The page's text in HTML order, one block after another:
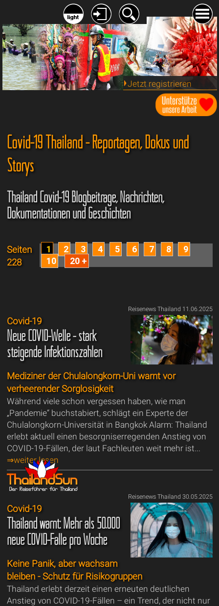
Jetzt registrieren
Covid-19 Thailand - Reportagen, Dokus und
Storys
Thailand Covid-19 Blogbeiträge, Nachrichten,
Dokumentationen und Geschichten
Seiten
228
1 2 3 4 5 6 7 8
9
10
20 +
Reisenews Thailand 11.06.2025
Covid-19
Neue COVID-Welle - stark
steigende Infektionszahlen
Mediziner der Chulalongkorn-Uni warnt vor
verheerender Sorglosigkeit
Während viele schon vergessen haben, wie man
„Pandemie“ buchstabiert, schlägt ein Experte der
Chulalongkorn-Universität in Bangkok Alarm: Thailand
erlebt aktuell einen besorgniserregenden Anstieg von
COVID-19-Fällen, der laut Fachleuten weit mehr ist...
⇒weiter lesen
Reisenews Thailand 30.05.2025
Covid-19
Thailand warnt: Mehr als 50.000
neue COVID-Fälle pro Woche
Keine Panik, aber wachsam
bleiben - Schutz für Risikogruppen
Thailand erlebt derzeit einen erneuten deutlichen
Anstieg von COVID-19-Fällen – ein Trend, der nicht nur